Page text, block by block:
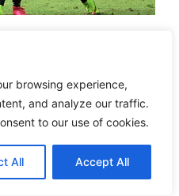
browsing experience,
and analyze our traffic.
to our use of cookies.
All Accept All
con la firme
y alejarse dentro
de descenso que les
ya demasiados